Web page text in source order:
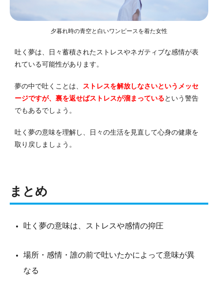
夕暮れ時の青空と白いワンピースを着た女性
吐く夢は、日々蓄積されたストレスやネガティブな感情が表
れている可能性があります。
夢の中で吐くことは、 ストレスを解放しなさいというメッセ
ージですが、裏を返せばストレスが溜まっているという警告
でもあるでしょう。
吐く夢の意味を理解し、日々の生活を見直して心身の健康を
取り戻しましょう。
まとめ
吐く夢の意味は、ストレスや感情の抑圧
場所・感情・誰の前で吐いたかによって意味が異
なる